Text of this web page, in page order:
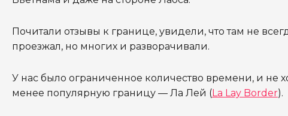
Почитали отзывы к границе, увидели, что там не
проезжал, но многих и разворачивали.
У нас было ограниченное количество времени, и не
менее популярную границу — Ла Лей (La Lay Border).